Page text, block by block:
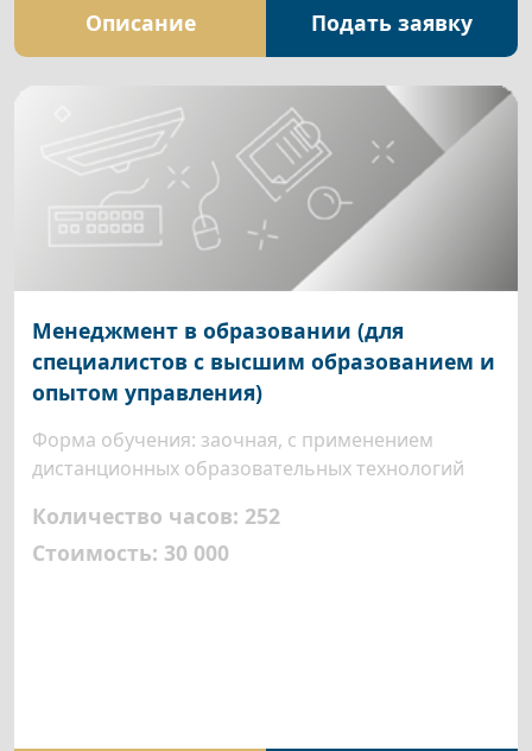
Описание Подать заявку
Менеджмент в образовании (для
специалистов с высшим образованием и
опытом управления)
Форма обучения: заочная, с применением
дистанционных образовательных технологий
Количество часов: 252
Стоимость: 30 000